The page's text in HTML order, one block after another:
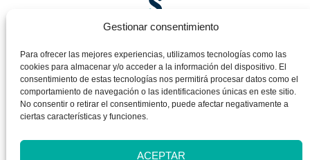
Gestionar consentimiento
Para ofrecer las mejores experiencias, utilizamos tecnologías como las
cookies para almacenar y/o acceder a la información del dispositivo. El
consentimiento de estas tecnologías nos permitirá procesar datos como el
comportamiento de navegación o las identificaciones únicas en este sitio.
No consentir o retirar el consentimiento, puede afectar negativamente a
ciertas características y funciones.
ACEPTAR
Enviar